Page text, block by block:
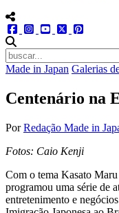
menu redes social
facebookinstagram
youtube
twitter
Made in Japan Galerias
Centenário na
PorRedação Made in
Fotos: Caio Kenji
Com o tema Kasato
programou uma série de
entretenimento e